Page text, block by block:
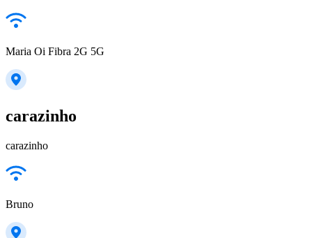
Maria Oi Fibra 2G 5G
carazinho
carazinho
Bruno